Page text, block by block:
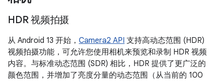
HDR 视频拍摄
从 Android 13 开始， Camera2 API 支持高动态范围 (HDR)
视频拍摄功能，可允许您使用相机来预览和录制 HDR 视频
内容。与标准动态范围 (SDR) 相比，HDR 提供了更广泛的
颜色范围，并增加了亮度分量的动态范围（从当前的 100